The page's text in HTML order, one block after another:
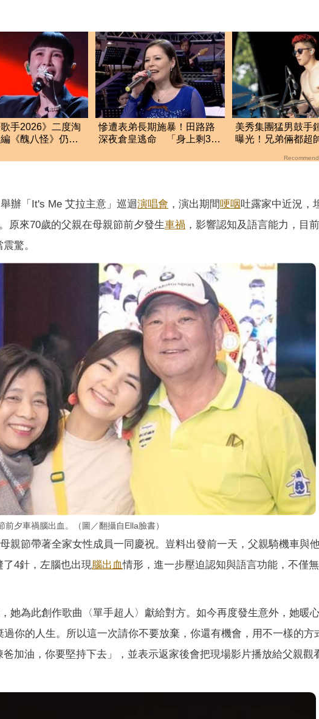
手2026》二度淘
《醜八怪》仍墊
慘遭表弟長期施暴！田路路
深夜倉皇逃命 「身上剩3千
美秀集團猛男鼓手
曝光！兄弟倆都
辦「It's Me 艾拉主意」巡迴演唱會 ，演出期間哽咽 吐露家中近況，
原來70歲的父親在母親節前夕發生車禍 ，影響認知及語言能力，目
驚。
夕車禍腦出血。（圖／翻攝自Ella臉書）
親節帶著全家女性成員一同慶祝。豈料出發前一天，父親騎機車與
4針，左腦也出現腦出血情形，進一步壓迫認知與語言功能，不僅
她為此創作歌曲〈單手超人〉獻給對方。如今再度發生意外，她暖
過你的人生。所以這一次請你不要放棄，你還有機會，用不一樣的方
加油，你要堅持下去」，並表示返家後會把現場影片播放給父親觀